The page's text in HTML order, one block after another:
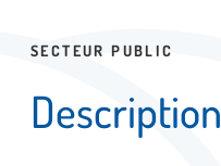
SECTEUR PUBLIC
Description